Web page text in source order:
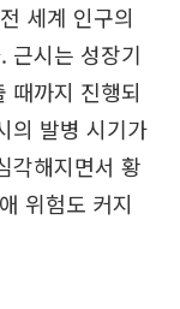
세계 인구의
근시는 성장기
때까지 진행되
의 발병 시기가
각해지면서 황
위험도 커지